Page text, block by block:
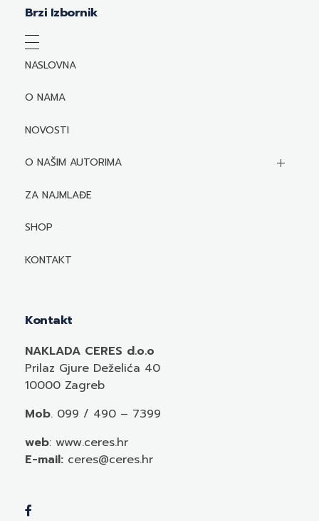
Brzi Izbornik
NASLOVNA
O NAMA
NOVOSTI
O NAŠIM AUTORIMA
Biografije autora
Mediji o autorima i njihovim naslovima
ZA NAJMLAĐE
SHOP
KONTAKT
Kontakt
NAKLADA CERES d.o.o
Prilaz Gjure Deželića 40
10000 Zagreb
Mob. 099 / 490 – 7399
web: www.ceres.hr
E-mail: ceres@ceres.hr